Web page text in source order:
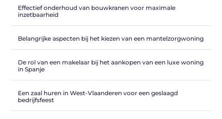
Effectief onderhoud van bouwkranen voor maximale
inzetbaarheid
Belangrijke aspecten bij het kiezen van een mantelzorgwoning
De rol van een makelaar bij het aankopen van een luxe woning
in Spanje
Een zaal huren in West-Vlaanderen voor een geslaagd
bedrijfsfeest